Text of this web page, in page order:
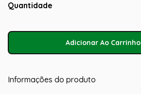
Quantidade
Adicionar Ao Carrinho
Informações do produto